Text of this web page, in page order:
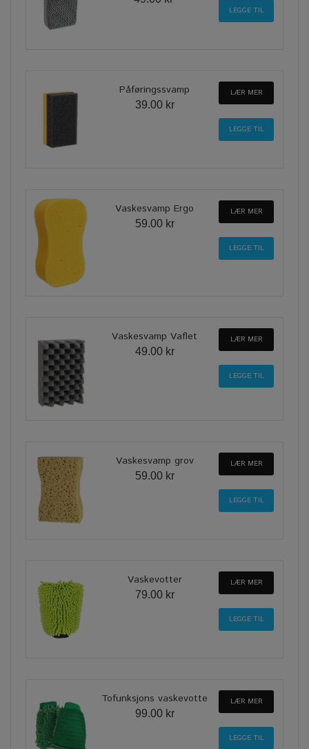
Påføringssvamp
39.00 kr
LÆR MER
Vaskesvamp Ergo
59.00 kr
LÆR MER
Vaskesvamp Vaflet
49.00 kr
LÆR MER
Vaskesvamp grov
59.00 kr
LÆR MER
Vaskevotter
79.00 kr
LÆR MER
Tofunksjons vaskevotte
99.00 kr
LÆR MER